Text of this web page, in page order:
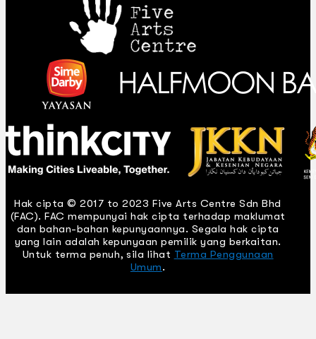
Hak cipta © 2017 to 2023 Five Arts Centre Sdn Bhd
(FAC). FAC mempunyai hak cipta terhadap maklumat
dan bahan-bahan kepunyaannya. Segala hak cipta
yang lain adalah kepunyaan pemilik yang berkaitan.
Untuk terma penuh, sila lihat Terma Penggunaan
Umum.